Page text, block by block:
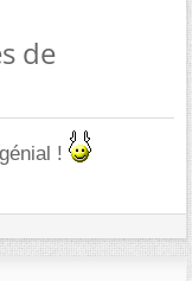
de
!